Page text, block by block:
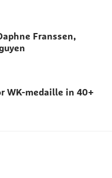
Franssen,
WK-medaille in 40+